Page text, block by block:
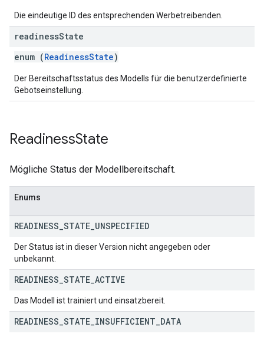
Die eindeutige ID des entsprechenden Werbetreibenden.
readinessState
enum (ReadinessState)
Der Bereitschaftsstatus des Modells für die benutzerdefinierte
Gebotseinstellung.
ReadinessState
Mögliche Status der Modellbereitschaft.
Enums
READINESS STATE UNSPECIFIED
Der Status ist in dieser Version nicht angegeben oder
unbekannt.
READINESS STATE ACTIVE
Das Modell ist trainiert und einsatzbereit.
READINESS STATE INSUFFICIENT DATA